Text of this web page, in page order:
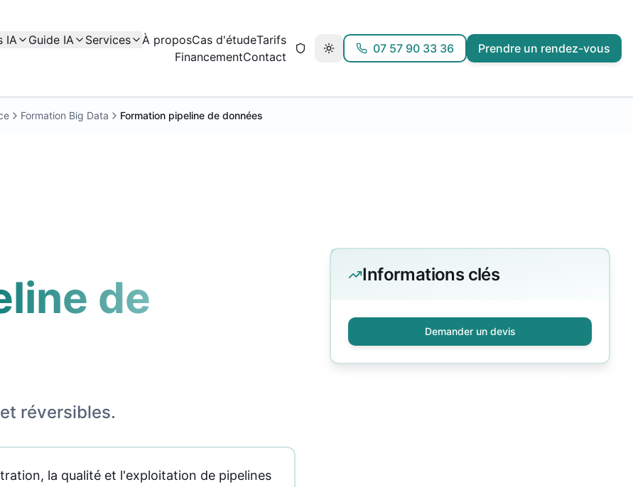
IA Guide IA Services À proposCas d'étudeTarifs
FinancementContact
07 57 90 33 36 Prendre un rendez-vous
Formation Big Data Formation pipeline de données
de
réversibles.
la qualité et l'exploitation de pipelines
Informations clés
Demander un devis